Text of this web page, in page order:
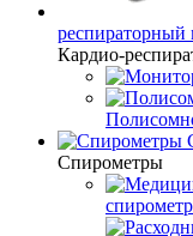
респираторный
Кардио-
Спирометры